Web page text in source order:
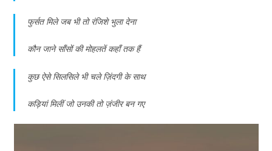
फुर्सत मिले जब भी तो रंजिशे भुला देना
कौन जाने साँसों की मोहलतें कहाँ तक हैं
कुछ ऐसे सिलसिले भी चले ज़िंदगी के साथ
कड़ियां मिलीं जो उनकी तो ज़ंजीर बन गए